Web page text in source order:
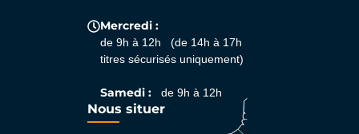
Mercredi :
de 9h à 12h (de 14h à 17h
titres sécurisés uniquement)
Samedi : de 9h à 12h
Nous situer